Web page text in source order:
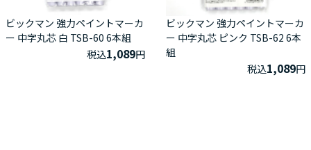
ビックマン 強力ペイントマーカ
ー 中字丸芯 白 TSB-60 6本組
税込1,089円
ビックマン 強力ペイントマーカ
ー 中字丸芯 ピンク TSB-62 6本
組
税込1,089円